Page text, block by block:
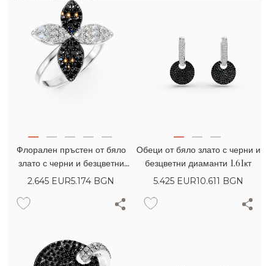
Флорален пръстен от бяло
злато с черни и безцветни
диаманти 0.76кт
2.645 EUR5.174 BGN
Обеци от бяло злато с черни и
безцветни диаманти 1.61кт
5.425 EUR10.611 BGN